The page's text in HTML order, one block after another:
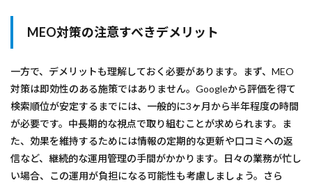
MEO対策の注意すべきデメリット
一方で、デメリットも理解しておく必要があります。まず、MEO
対策は即効性のある施策ではありません。Googleから評価を得て
検索順位が安定するまでには、一般的に3ヶ月から半年程度の時間
が必要です。中長期的な視点で取り組むことが求められます。ま
た、効果を維持するためには情報の定期的な更新や口コミへの返
信など、継続的な運用管理の手間がかかります。日々の業務が忙し
い場合、この運用が負担になる可能性も考慮しましょう。さら